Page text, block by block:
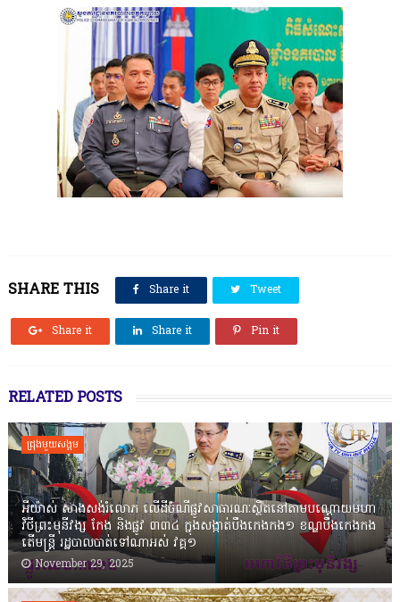
SHARE THIS Share it Tweet
Share it Share it Pin it
RELATED POSTS
ជ្រុងមួយសង្គម
អីយ៉ាស់ សាងសង់រំលោភ លើដីចំណីផ្លូវសាធារណៈស្ថិតនៅតាមបណ្ដោយមហា
វិថីព្រះមុនីវង្ស កែង និងផ្លូវ ៣៣៤ ក្នុងសង្កាត់បឹងកេងកង១ ខណ្ឌបឹងកេងកង
តើមន្ត្រី រដ្ឋបាលបាត់ទៅណាអស់ វគ្គ១
November 29, 2025